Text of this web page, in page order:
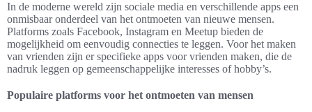
In de moderne wereld zijn sociale media en verschillende apps een
onmisbaar onderdeel van het ontmoeten van nieuwe mensen.
Platforms zoals Facebook, Instagram en Meetup bieden de
mogelijkheid om eenvoudig connecties te leggen. Voor het maken
van vrienden zijn er specifieke apps voor vrienden maken, die de
nadruk leggen op gemeenschappelijke interesses of hobby’s.
Populaire platforms voor het ontmoeten van mensen